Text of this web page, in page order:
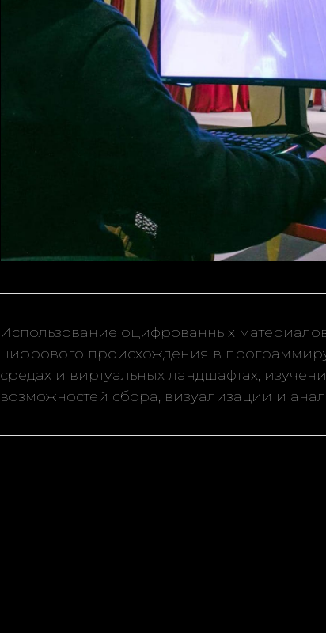
Использование оцифрованных
цифрового происхождения в
средах и виртуальных ландшафтах,
возможностей сбора, визуализации и